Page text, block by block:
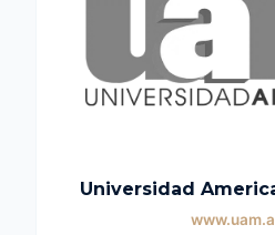
Universidad